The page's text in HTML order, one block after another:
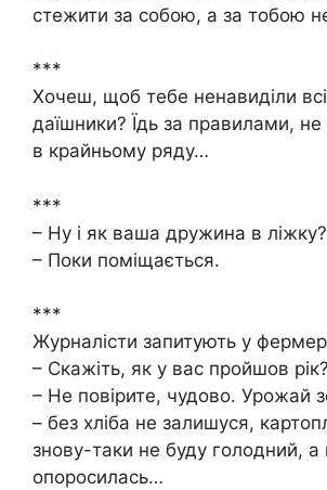
стежити за собою, а за тобою
***
Хочеш, щоб тебе ненавиділи всі
даїшники? Їдь за правилами,
в крайньому ряду…
***
– Ну і як ваша дружина в ліжку?
– Поки поміщається.
***
Журналісти запитують у
– Скажіть, як у вас пройшов рік?
– Не повірите, чудово. Урожай
– без хліба не залишуся,
знову-таки не буду голодний,
опоросилась…